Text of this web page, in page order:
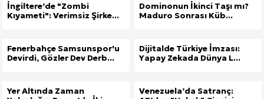
İngiltere’de "Zombi
Kıyameti": Verimsiz Şirke...
Dominonun İkinci Taşı mı?
Maduro Sonrası Küb...
Fenerbahçe Samsunspor'u
Devirdi, Gözler Dev Derb...
Dijitalde Türkiye İmzası:
Yapay Zekada Dünya L...
Yer Altında Zaman
Venezuela’da Satranç: